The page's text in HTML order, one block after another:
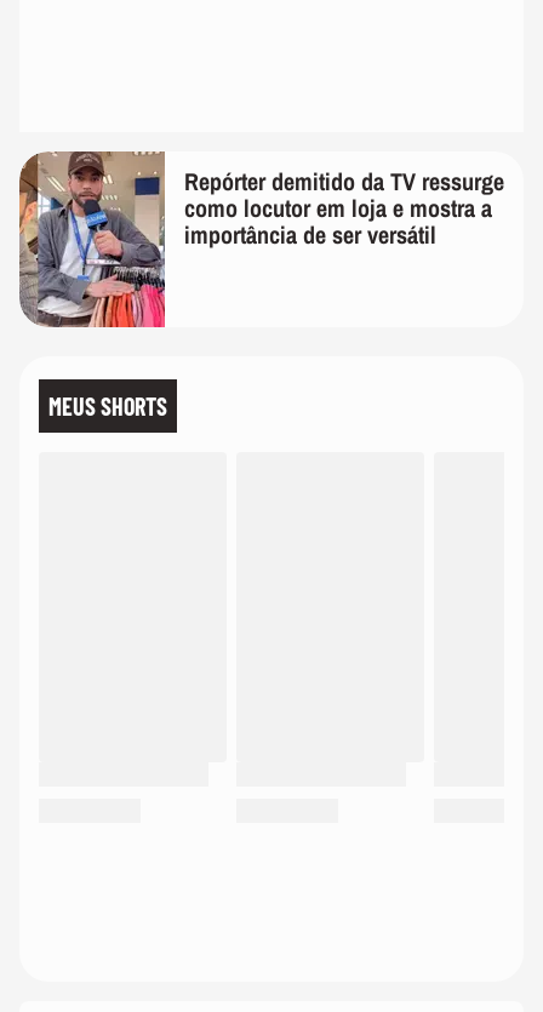
Repórter demitido da TV ressurge
como locutor em loja e mostra a
importância de ser versátil
MEUS SHORTS